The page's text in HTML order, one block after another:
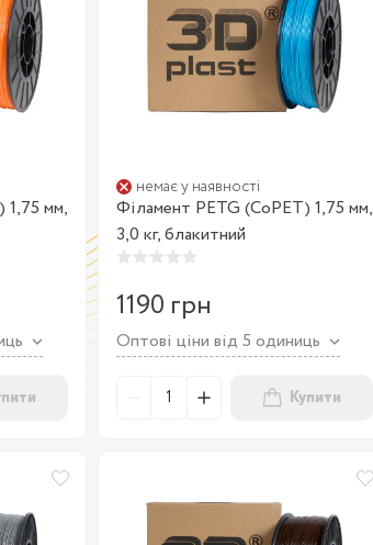
1,75 мм,
немає у наявності
Філамент PETG (CoPET) 1,75 мм,
3,0 кг, блакитний
1190 грн
Оптові ціни від 5 одиниць
Купити